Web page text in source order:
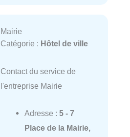
Mairie
Catégorie : Hôtel de ville
Contact du service de
l'entreprise Mairie
Adresse : 5 - 7
Place de la Mairie,